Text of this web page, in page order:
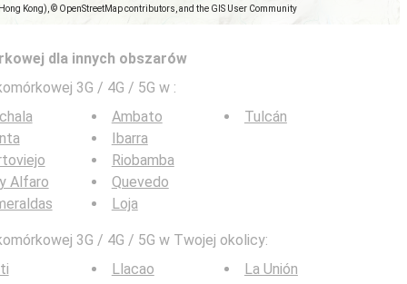
Kong), © OpenStreetMap contributors, and the GIS User Community
dla innych obszarów
3G / 4G / 5G w :
Alfaro
Ambato
Ibarra
Riobamba
Quevedo
Loja
Tulcán
3G / 4G / 5G w Twojej okolicy:
Llacao La Unión